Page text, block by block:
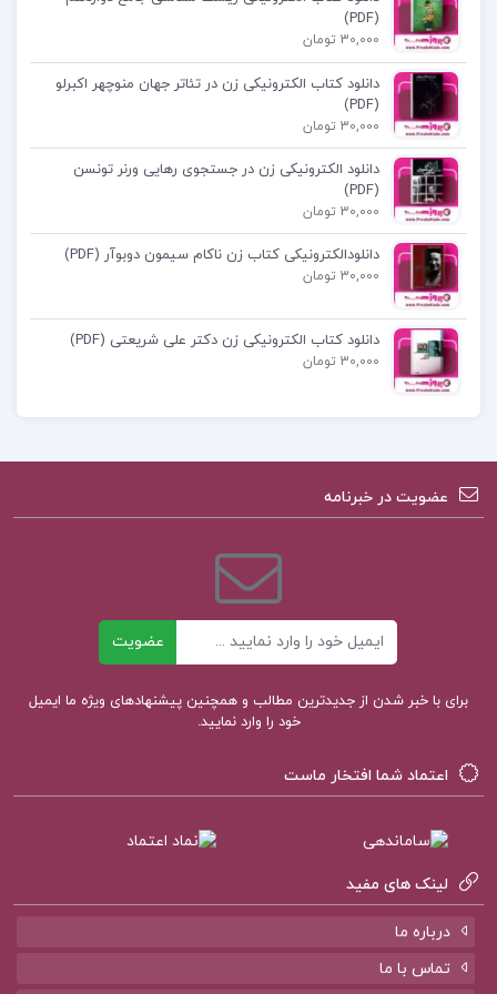
آتش) سارا جی. ماس
سریر شیشه ای جلد 3 (وارث آتش) سارا جی.
ماس
کتاب سریر شیشه ای جلد سوم بخش دوم
سریر شیشه ای جلد دوم
دانلود سریر شیشه ای
کتاب سریر شیشه ای 3
کتاب پیشنهادی پروژه کده
کتاب الکترونیکی تمهیدات عین القضات همدانی
کتاب الکترونیکی روان سنجی دکتر حمزه گنجی
کتاب الکترونیکی تاثیر دکتر رابرت بی سیالدینی
(PDF)
30,000 تومان
دانلود کتاب الکترونیکی زن در تئاتر جهان منوچهر اکبرلو
(PDF)
30,000 تومان
دانلود الکترونیکی زن در جستجوی رهایی ورنر تونسن
(PDF)
30,000 تومان
دانلودالکترونیکی کتاب زن ناکام سیمون دوبوآر (PDF)
30,000 تومان
دانلود کتاب الکترونیکی زن دکتر علی شریعتی (PDF)
30,000 تومان
عضویت در خبرنامه
عضویت
برای با خبر شدن از جدیدترین مطالب و همچنین پیشنهادهای ویژه ما ایمیل
خود را وارد نمایید.
اعتماد شما افتخار ماست
لینک های مفید
درباره ما
تماس با ما